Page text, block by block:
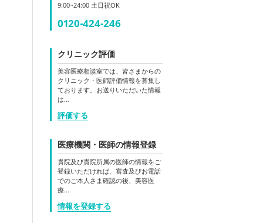
9:00~24:00 土日祝OK
0120-424-246
クリニック評価
美容医療相談室では、皆さまからの
クリニック・医師評価情報を募集し
ております。お送りいただいた情報
は…
評価する
医療機関・医師の情報登録
貴院及び貴院所属の医師の情報をご
登録いただければ、審査及びお電話
でのご本人さま確認の後、美容医
療…
情報を登録する